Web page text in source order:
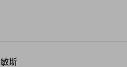
敏斯